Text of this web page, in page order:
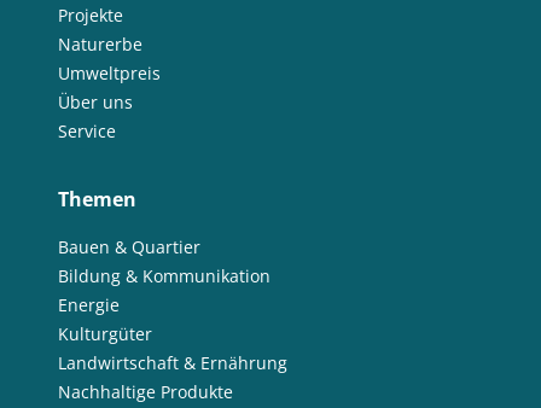
Projekte
Naturerbe
Umweltpreis
Über uns
Service
Themen
Bauen & Quartier
Bildung & Kommunikation
Energie
Kulturgüter
Landwirtschaft & Ernährung
Nachhaltige Produkte